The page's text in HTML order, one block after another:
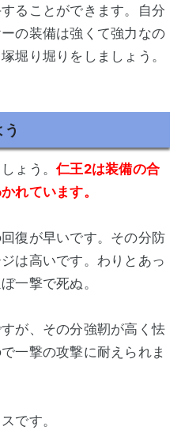
ることができます。自分
の装備は強くて強力なの
堀り堀りをしましょう。
ょう。仁王2は装備の合
れています。
復が早いです。その分防
は高いです。わりとあっ
一撃で死ぬ。
が、その分強靭が高く怯
一撃の攻撃に耐えられま
です。